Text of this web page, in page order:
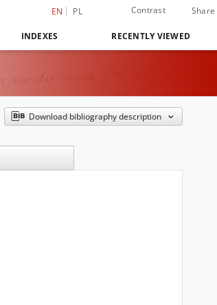
EN PL Contrast Share
INDEXES RECENTLY VIEWED
Download bibliography description